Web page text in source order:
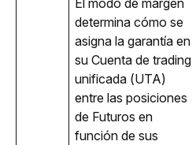
determina cómo se
asigna la garantía en
su Cuenta de trading
unificada (UTA)
entre las posiciones
de Futuros en
función de sus